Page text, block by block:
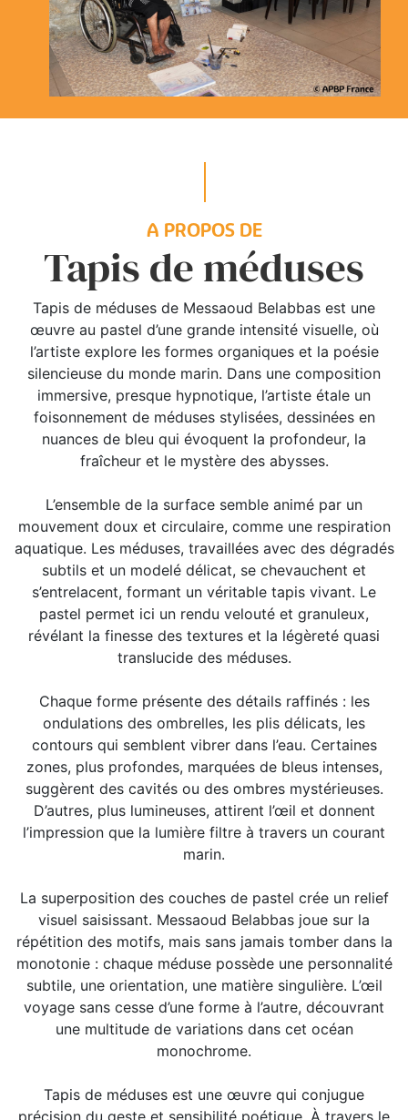
A PROPOS DE
Tapis de méduses
Tapis de méduses de Messaoud Belabbas est une
œuvre au pastel d’une grande intensité visuelle, où
l’artiste explore les formes organiques et la poésie
silencieuse du monde marin. Dans une composition
immersive, presque hypnotique, l’artiste étale un
foisonnement de méduses stylisées, dessinées en
nuances de bleu qui évoquent la profondeur, la
fraîcheur et le mystère des abysses.
L’ensemble de la surface semble animé par un
mouvement doux et circulaire, comme une respiration
aquatique. Les méduses, travaillées avec des dégradés
subtils et un modelé délicat, se chevauchent et
s’entrelacent, formant un véritable tapis vivant. Le
pastel permet ici un rendu velouté et granuleux,
révélant la finesse des textures et la légèreté quasi
translucide des méduses.
Chaque forme présente des détails raffinés : les
ondulations des ombrelles, les plis délicats, les
contours qui semblent vibrer dans l’eau. Certaines
zones, plus profondes, marquées de bleus intenses,
suggèrent des cavités ou des ombres mystérieuses.
D’autres, plus lumineuses, attirent l’œil et donnent
l’impression que la lumière filtre à travers un courant
marin.
La superposition des couches de pastel crée un relief
visuel saisissant. Messaoud Belabbas joue sur la
répétition des motifs, mais sans jamais tomber dans la
monotonie : chaque méduse possède une personnalité
subtile, une orientation, une matière singulière. L’œil
voyage sans cesse d’une forme à l’autre, découvrant
une multitude de variations dans cet océan
monochrome.
Tapis de méduses est une œuvre qui conjugue